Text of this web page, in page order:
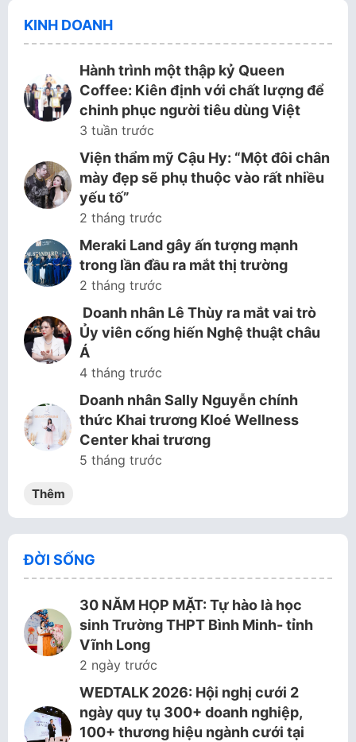
KINH DOANH
Hành trình một thập kỷ Queen
Coffee: Kiên định với chất lượng để
chinh phục người tiêu dùng Việt
3 tuần trước
Viện thẩm mỹ Cậu Hy: “Một đôi chân
mày đẹp sẽ phụ thuộc vào rất nhiều
yếu tố”
2 tháng trước
Meraki Land gây ấn tượng mạnh
trong lần đầu ra mắt thị trường
2 tháng trước
Doanh nhân Lê Thùy ra mắt vai trò
Ủy viên cống hiến Nghệ thuật châu
Á
4 tháng trước
Doanh nhân Sally Nguyễn chính
thức Khai trương Kloé Wellness
Center khai trương
5 tháng trước
Thêm
ĐỜI SỐNG
30 NĂM HỌP MẶT: Tự hào là học
sinh Trường THPT Bình Minh- tỉnh
Vĩnh Long
2 ngày trước
WEDTALK 2026: Hội nghị cưới 2
ngày quy tụ 300+ doanh nghiệp,
100+ thương hiệu ngành cưới tại